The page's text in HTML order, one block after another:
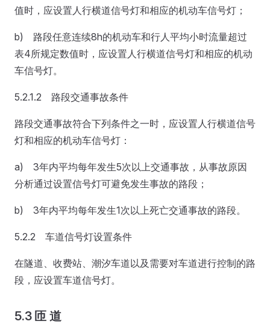
值时，应设置人行横道信号灯和相应的机动车信号灯；
b) 路段任意连续8h的机动车和行人平均小时流量超过
表4所规定数值时，应设置人行横道信号灯和相应的机动
车信号灯。
5.2.1.2 路段交通事故条件
路段交通事故符合下列条件之一时，应设置人行横道信号
灯和相应的机动车信号灯：
a) 3年内平均每年发生5次以上交通事故，从事故原因
分析通过设置信号灯可避免发生事故的路段；
b) 3年内平均每年发生1次以上死亡交通事故的路段。
5.2.2 车道信号灯设置条件
在隧道、收费站、潮汐车道以及需要对车道进行控制的路
段，应设置车道信号灯。
5.3 匝 道